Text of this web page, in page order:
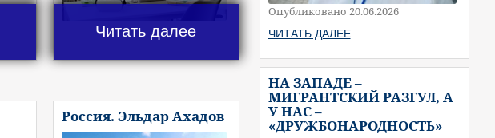
Читать далее
Россия. Эльдар Ахадов
Опубликовано 20.06.2026
ЧИТАТЬ ДАЛЕЕ
НА ЗАПАДЕ –
МИГРАНТСКИЙ РАЗГУЛ, А
У НАС –
«ДРУЖБОНАРОДНОСТЬ»